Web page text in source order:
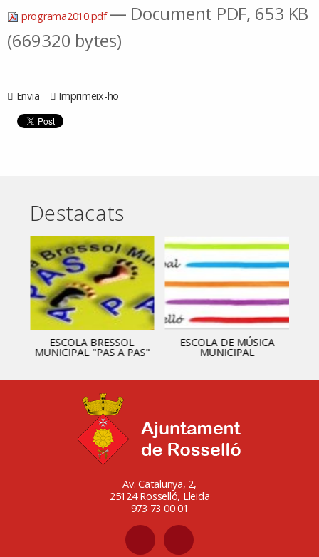
programa2010.pdf — Document PDF, 653 KB
(669320 bytes)
Envia Imprimeix-ho
Destacats
ESCOLA BRESSOL
MUNICIPAL "PAS A PAS"
ESCOLA DE MÚSICA
MUNICIPAL
Av. Catalunya, 2,
25124 Rosselló, Lleida
973 73 00 01